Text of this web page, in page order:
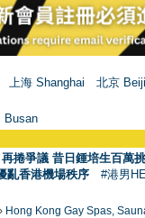
上海 Shanghai
北京
Busan
捲爭議 昔日鍾培生百萬
亂香港機場秩序 #港男
› Hong Kong Gay Spas,